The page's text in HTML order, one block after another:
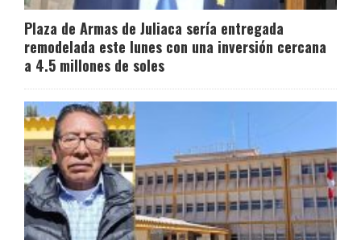
Plaza de Armas de Juliaca sería entregada
remodelada este lunes con una inversión cercana
a 4.5 millones de soles